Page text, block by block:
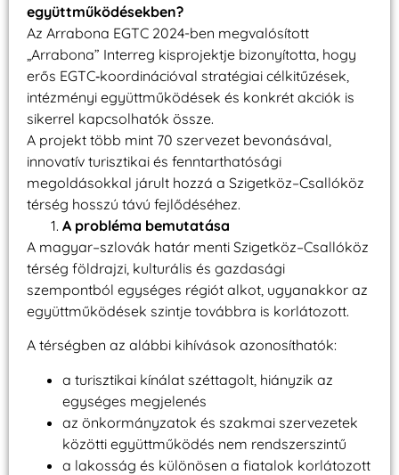
együttműködésekben?
Az Arrabona EGTC 2024-ben megvalósított
„Arrabona” Interreg kisprojektje bizonyította, hogy
erős EGTC‑koordinációval stratégiai célkitűzések,
intézményi együttműködések és konkrét akciók is
sikerrel kapcsolhatók össze.
A projekt több mint 70 szervezet bevonásával,
innovatív turisztikai és fenntarthatósági
megoldásokkal járult hozzá a Szigetköz–Csallóköz
térség hosszú távú fejlődéséhez.
A probléma bemutatása
A magyar–szlovák határ menti Szigetköz–Csallóköz
térség földrajzi, kulturális és gazdasági
szempontból egységes régiót alkot, ugyanakkor az
együttműködések szintje továbbra is korlátozott.
A térségben az alábbi kihívások azonosíthatók:
a turisztikai kínálat széttagolt, hiányzik az
egységes megjelenés
az önkormányzatok és szakmai szervezetek
közötti együttműködés nem rendszerszintű
a lakosság és különösen a fiatalok korlátozott